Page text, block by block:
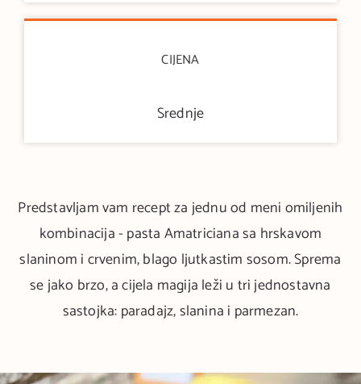
CIJENA
Srednje
Predstavljam vam recept za jednu od meni omiljenih
kombinacija - pasta Amatriciana sa hrskavom
slaninom i crvenim, blago ljutkastim sosom. Sprema
se jako brzo, a cijela magija leži u tri jednostavna
sastojka: paradajz, slanina i parmezan.